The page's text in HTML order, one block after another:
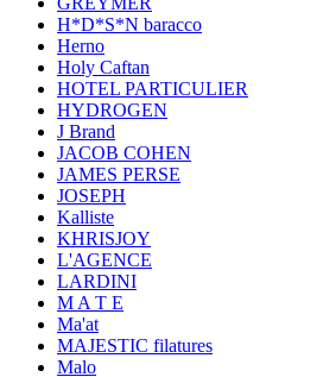
H*D*S*N baracco
Herno
Holy Caftan
HOTEL PARTICULIER
HYDROGEN
J Brand
JACOB COHEN
JAMES PERSE
JOSEPH
Kalliste
KHRISJOY
L'AGENCE
LARDINI
M A T E
Ma'at
MAJESTIC filatures
Malo